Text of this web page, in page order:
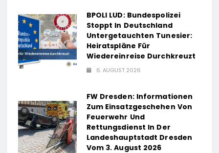
BPOLI LUD: Bundespolizei
Stoppt In Deutschland
Untergetauchten Tunesier:
Heiratspläne Für
Wiedereinreise Durchkreuzt
6. AUGUST 2026
FW Dresden: Informationen
Zum Einsatzgeschehen Von
Feuerwehr Und
Rettungsdienst In Der
Landeshauptstadt Dresden
Vom 3. August 2026